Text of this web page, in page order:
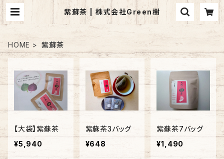
紫蘇茶 | 株式会社Green樹
HOME 紫蘇茶
【大袋】紫蘇茶
¥5,940
紫蘇茶3バッグ
¥648
紫蘇茶7バッグ
¥1,490